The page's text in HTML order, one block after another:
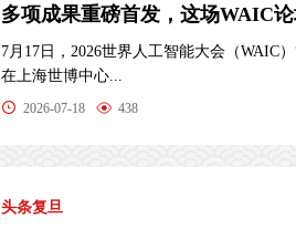
多项成果重磅首发，这场WAIC
7月17日，2026世界人工智能大会（WAIC
在上海世博中心...
2026-07-18 438
头条复旦